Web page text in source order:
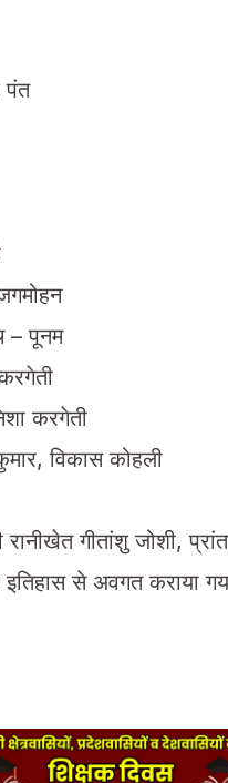
पंत
– पूनम
करगेती
विकास कोहली
रानीखेत गीतांशु जोशी,
इतिहास से अवगत कराया